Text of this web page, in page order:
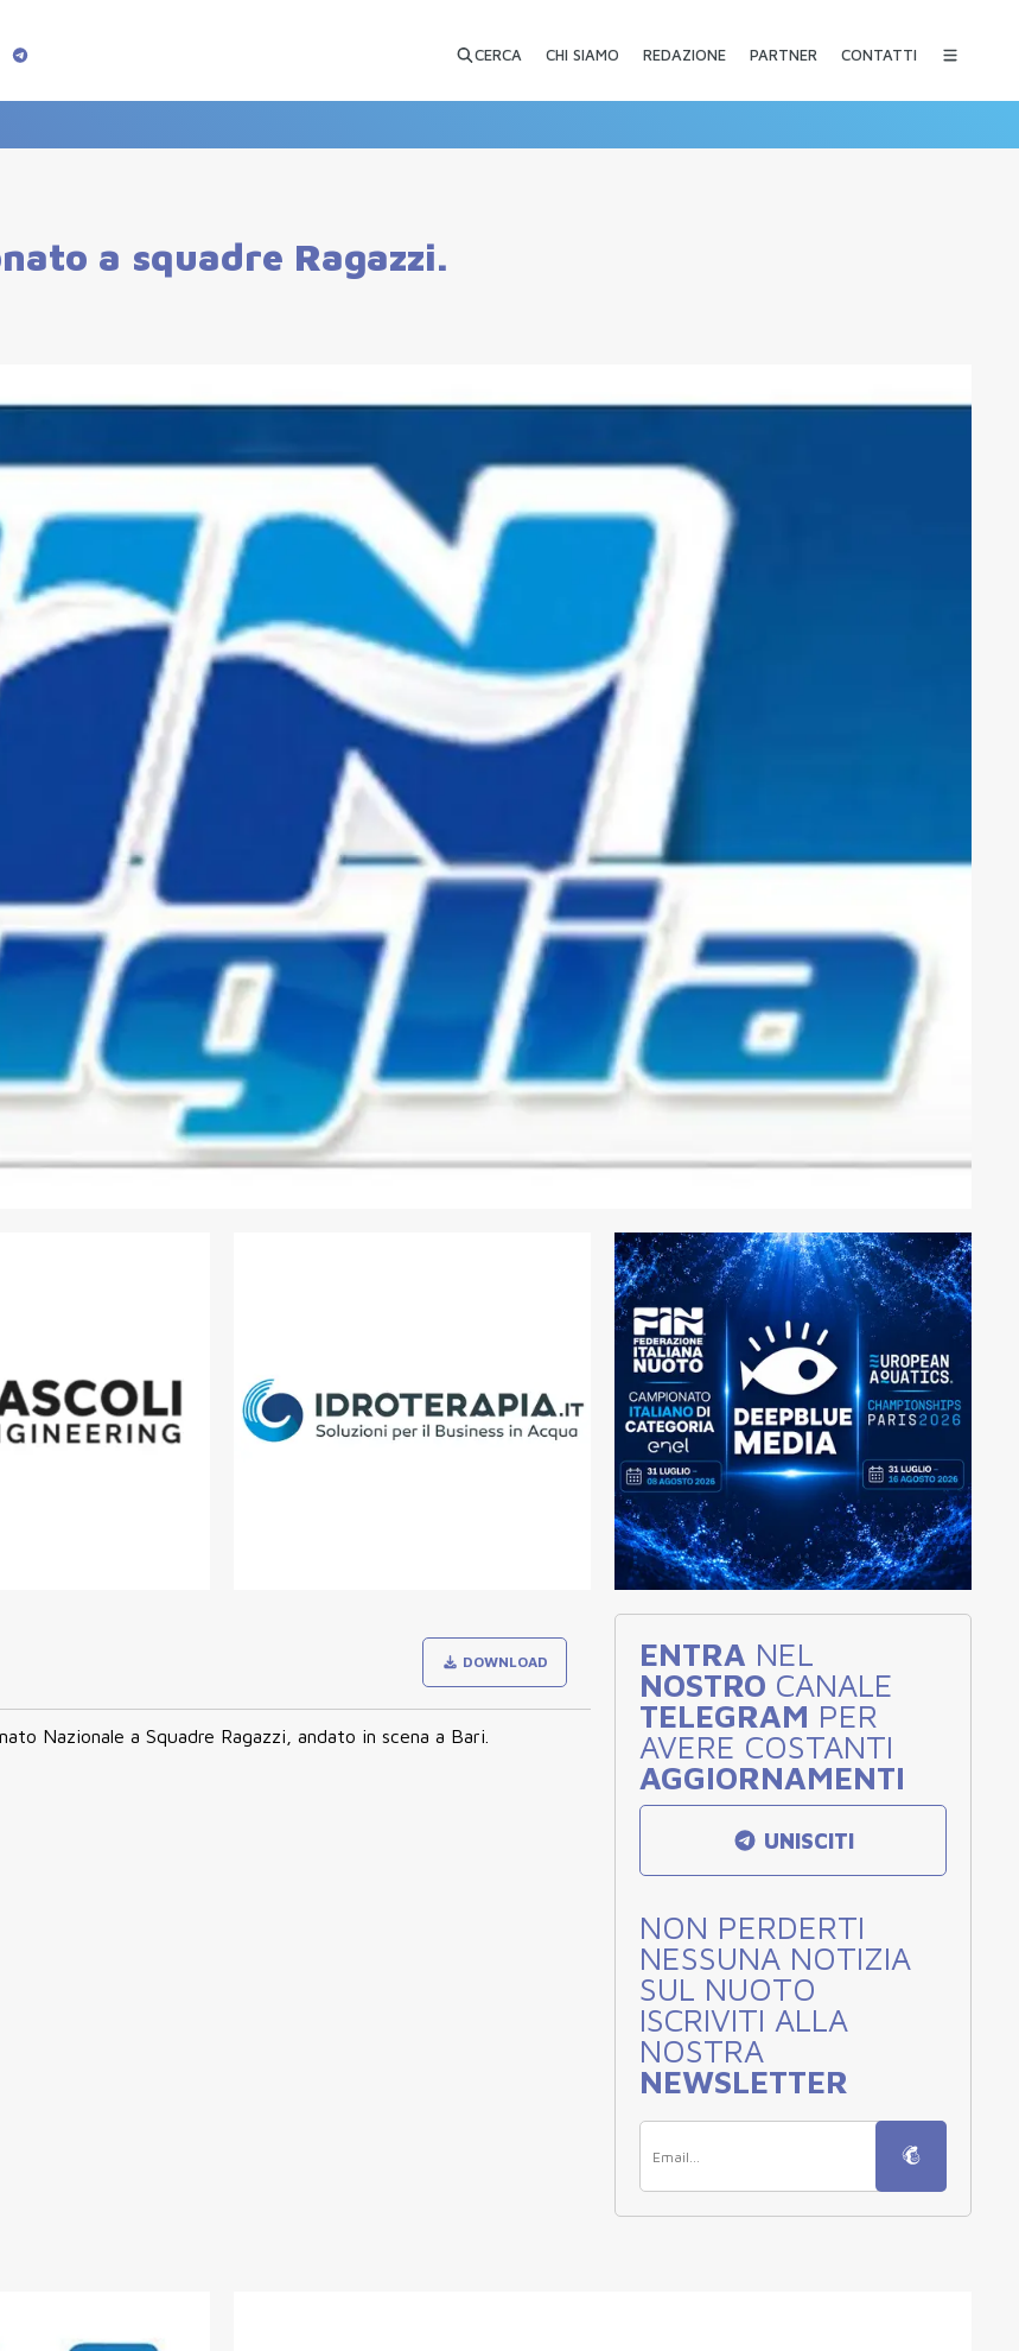
CERCA CHI SIAMO REDAZIONE PARTNER CONTATTI
a squadre Ragazzi.
DOWNLOAD
Nazionale a Squadre Ragazzi , andato in scena a Bari.
ENTRA NEL
NOSTRO CANALE
TELEGRAM PER
AVERE COSTANTI
AGGIORNAMENTI
UNISCITI
NON PERDERTI
NESSUNA NOTIZIA
SUL NUOTO
ISCRIVITI ALLA
NOSTRA
NEWSLETTER